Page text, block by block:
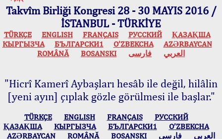
Takvîm Birliği Kongresi 28 - 30 MAYIS 2016 /
İSTANBUL - TÜRKİYE
TÜRKÇE ENGLISH FRANÇAIS РУССКИЙ
ҚАЗАҚША
КЫPГЫЗЧA
БЪЛГАРСКИ1 O’ZBEKCHA
AZӘRBAYCAN
ROMÂNĂ
BOSANSKI العربي فارسی
"Hicrî Kamerî Aybaşları hesâb ile değil, hilâlin
[yeni ayın] çıplak gözle görülmesi ile başlar."
TÜRKÇE ENGLISH FRANÇAIS
РУССКИЙ
ҚАЗАҚША
КЫPГЫЗЧA БЪЛГАРСКИ1
O’ZBEKCHA
AZӘRBAYCAN
ROMÂNĂ BOSANSKI العربي فارسی